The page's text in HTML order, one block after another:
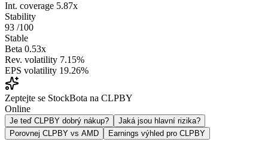
Int. coverage 5.87x
Stability
93 /100
Stable
Beta 0.53x
Rev. volatility 7.15%
EPS volatility 19.26%
Zeptejte se StockBota na CLPBY
Online
Je teď CLPBY dobrý nákup?
Jaká jsou hlavní rizika?
Porovnej CLPBY vs AMD
Earnings výhled pro CLPBY